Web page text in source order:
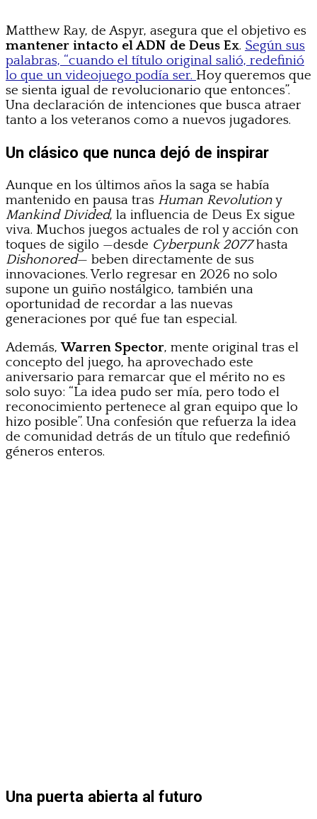
Matthew Ray, de Aspyr, asegura que el objetivo es
mantener intacto el ADN de Deus Ex. Según sus
palabras, “cuando el título original salió, redefinió
lo que un videojuego podía ser. Hoy queremos que
se sienta igual de revolucionario que entonces”.
Una declaración de intenciones que busca atraer
tanto a los veteranos como a nuevos jugadores.
Un clásico que nunca dejó de inspirar
Aunque en los últimos años la saga se había
mantenido en pausa tras Human Revolutiony
Mankind Divided, la influencia de Deus Ex sigue
viva. Muchos juegos actuales de rol y acción con
toques de sigilo —desde Cyberpunk 2077hasta
Dishonored— beben directamente de sus
innovaciones. Verlo regresar en 2026 no solo
supone un guiño nostálgico, también una
oportunidad de recordar a las nuevas
generaciones por qué fue tan especial.
Además,Warren Spector, mente original tras el
concepto del juego, ha aprovechado este
aniversario para remarcar que el mérito no es
solo suyo: “La idea pudo ser mía, pero todo el
reconocimiento pertenece al gran equipo que lo
hizo posible”. Una confesión que refuerza la idea
de comunidad detrás de un título que redefinió
géneros enteros.
Una puerta abierta al futuro